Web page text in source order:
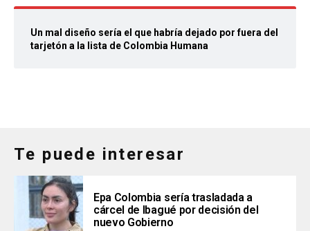
Un mal diseño sería el que habría dejado por fuera del
tarjetón a la lista de Colombia Humana
Te puede interesar
Epa Colombia sería trasladada a
cárcel de Ibagué por decisión del
nuevo Gobierno